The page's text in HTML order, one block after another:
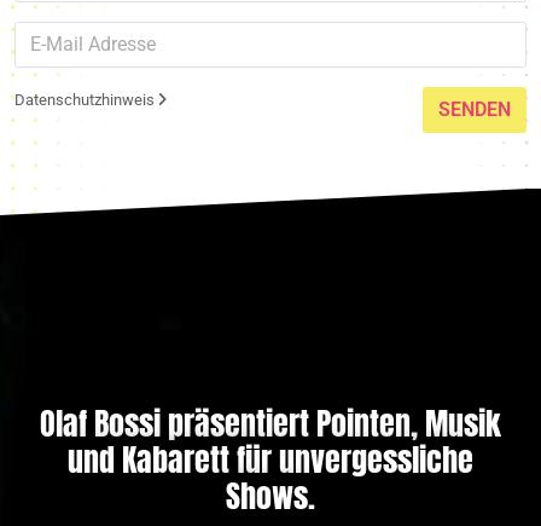
Datenschutzhinweis SENDEN
Olaf Bossi präsentiert Pointen, Musik
und Kabarett für unvergessliche
Shows.